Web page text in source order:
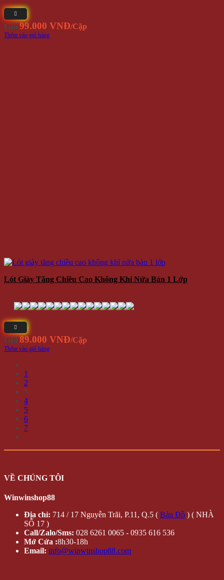
Giá99.000 VNĐ/Cặp
Thêm vào giỏ hàng
Lót Giày Tăng Chiều Cao Không Khí Nửa Bàn 1 Lớp
Giá89.000 VNĐ/Cặp
Thêm vào giỏ hàng
1
2
3
4
5
6
7
VỀ CHÚNG TÔI
Winwinshop88
Địa chỉ: 714 / 17 Nguyễn Trãi, P.11, Q.5 ( Bản Đồ ) ( NHÀ
SỐ 17 )
Call/Zalo/Sms: 028 6261 0065 - 0935 616 536
Mở Cửa :8h30-18h
Email: info@winwinshop88.com